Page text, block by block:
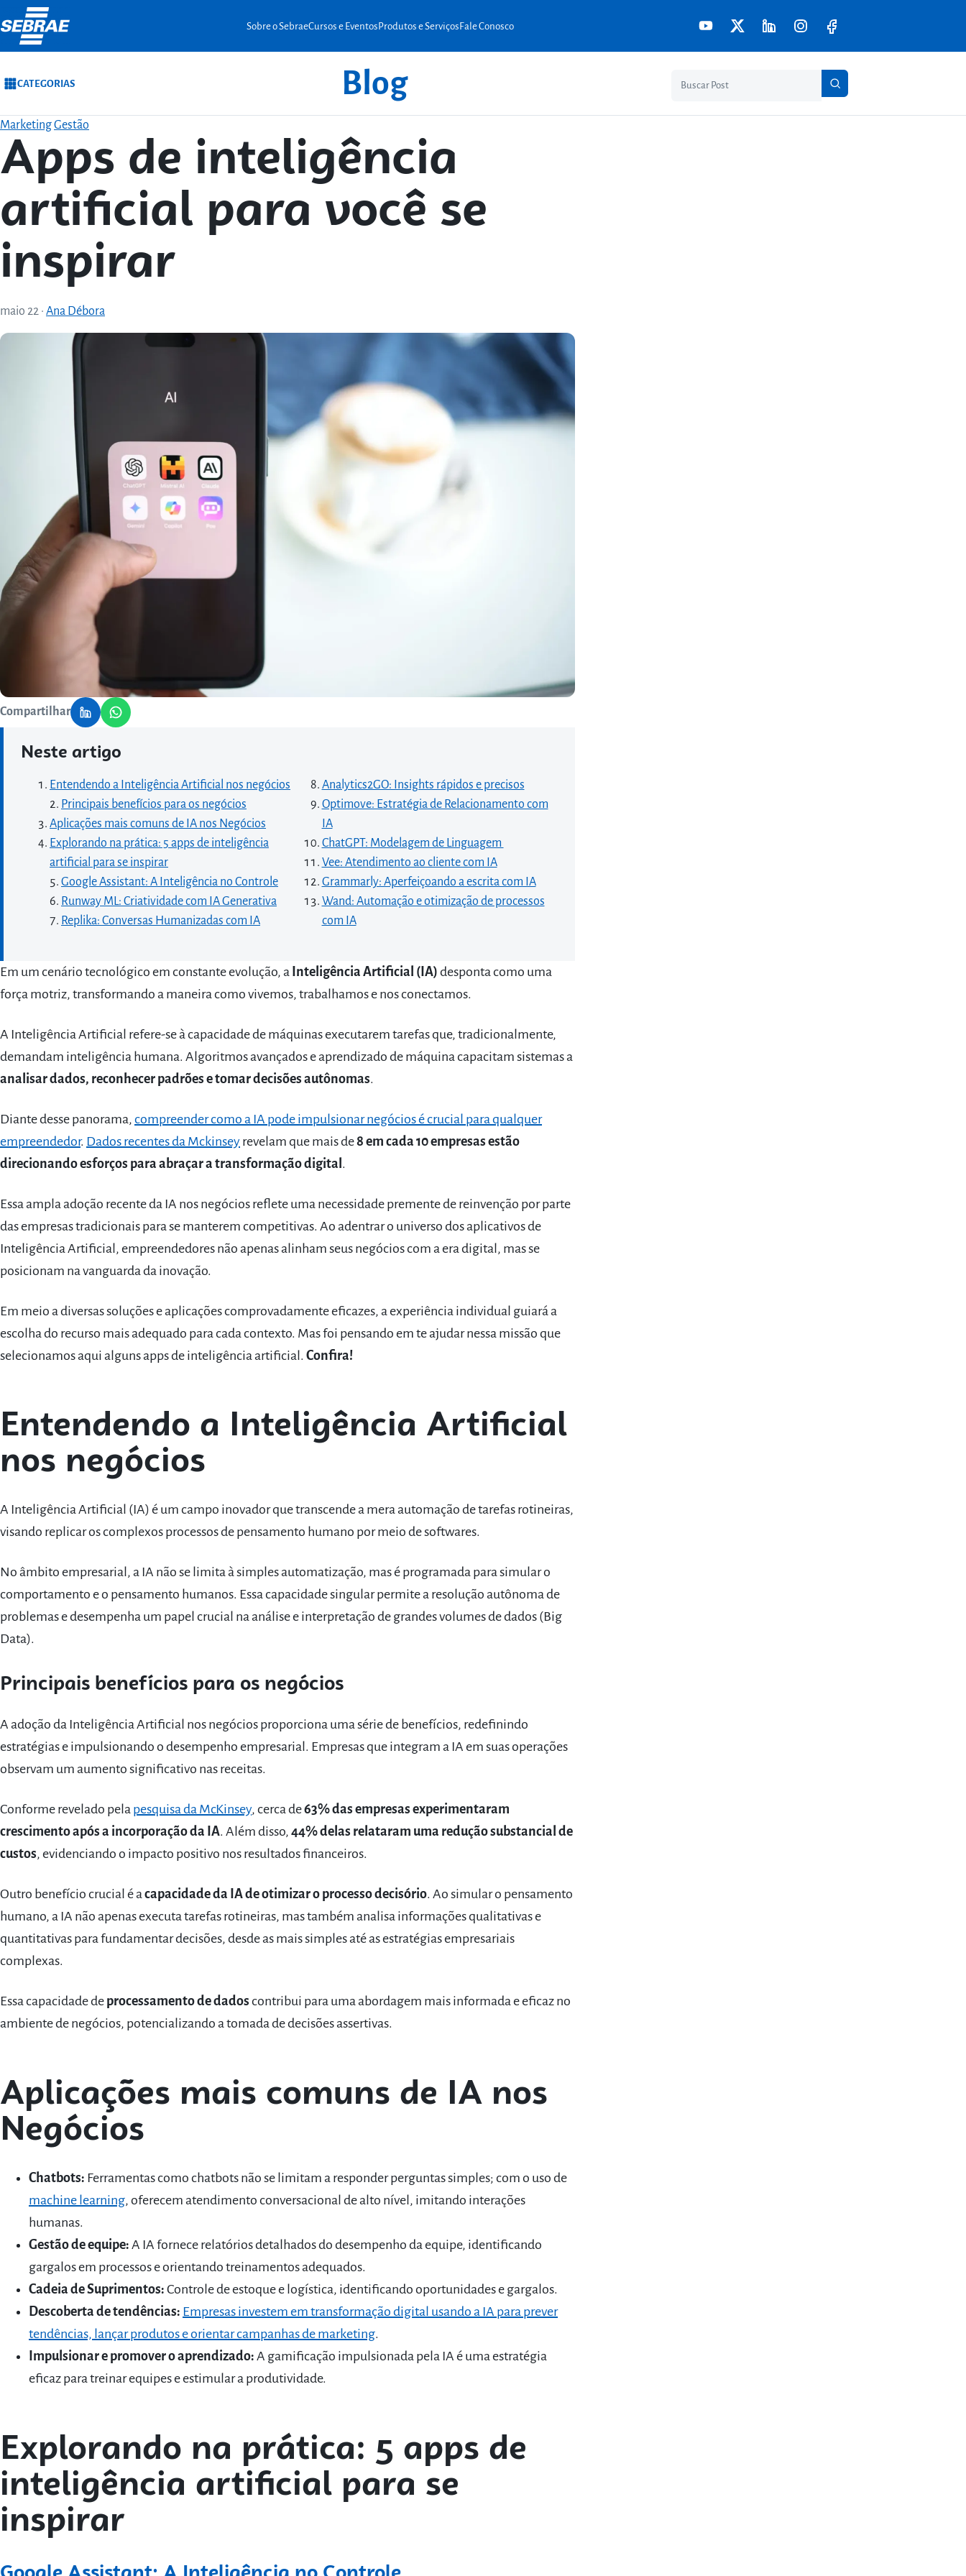
Ir para o conteúdo
Sobre o SebraeCursos e EventosProdutos e ServiçosFale Conosco
CATEGORIAS Blog
MarketingGestão
Apps de inteligência
artificial para você se
inspirar
maio 22 · Ana Débora
Compartilhar
Neste artigo
Entendendo a Inteligência Artificial nos negócios
Principais benefícios para os negócios
Aplicações mais comuns de IA nos Negócios
Explorando na prática: 5 apps de inteligência
artificial para se inspirar
Google Assistant: A Inteligência no Controle
Runway ML: Criatividade com IA Generativa
Replika: Conversas Humanizadas com IA
Analytics2GO: Insights rápidos e precisos
Optimove: Estratégia de Relacionamento com
IA
ChatGPT: Modelagem de Linguagem
Vee: Atendimento ao cliente com IA
Grammarly: Aperfeiçoando a escrita com IA
Wand: Automação e otimização de processos
com IA
Em um cenário tecnológico em constante evolução, a Inteligência Artificial (IA) desponta como uma
força motriz, transformando a maneira como vivemos, trabalhamos e nos conectamos.
A Inteligência Artificial refere-se à capacidade de máquinas executarem tarefas que, tradicionalmente,
demandam inteligência humana. Algoritmos avançados e aprendizado de máquina capacitam sistemas a
analisar dados, reconhecer padrões e tomar decisões autônomas.
Diante desse panorama, compreender como a IA pode impulsionar negócios é crucial para qualquer
empreendedor. Dados recentes da Mckinsey revelam que mais de8 em cada 10 empresas estão
direcionando esforços para abraçar a transformação digital.
Essa ampla adoção recente da IA nos negócios reflete uma necessidade premente de reinvenção por parte
das empresas tradicionais para se manterem competitivas. Ao adentrar o universo dos aplicativos de
Inteligência Artificial, empreendedores não apenas alinham seus negócios com a era digital, mas se
posicionam na vanguarda da inovação.
Em meio a diversas soluções e aplicações comprovadamente eficazes, a experiência individual guiará a
escolha do recurso mais adequado para cada contexto. Mas foi pensando em te ajudar nessa missão que
selecionamos aqui alguns apps de inteligência artificial. Confira!
Entendendo a Inteligência Artificial
nos negócios
A Inteligência Artificial (IA) é um campo inovador que transcende a mera automação de tarefas rotineiras,
visando replicar os complexos processos de pensamento humano por meio de softwares.
No âmbito empresarial, a IA não se limita à simples automatização, mas é programada para simular o
comportamento e o pensamento humanos. Essa capacidade singular permite a resolução autônoma de
problemas e desempenha um papel crucial na análise e interpretação de grandes volumes de dados (Big
Data).
Principais benefícios para os negócios
A adoção da Inteligência Artificial nos negócios proporciona uma série de benefícios, redefinindo
estratégias e impulsionando o desempenho empresarial. Empresas que integram a IA em suas operações
observam um aumento significativo nas receitas.
Conforme revelado pela pesquisa da McKinsey, cerca de63% das empresas experimentaram
crescimento após a incorporação da IA. Além disso, 44% delas relataram uma redução substancial de
custos, evidenciando o impacto positivo nos resultados financeiros.
Outro benefício crucial é acapacidade da IA de otimizar o processo decisório. Ao simular o pensamento
humano, a IA não apenas executa tarefas rotineiras, mas também analisa informações qualitativas e
quantitativas para fundamentar decisões, desde as mais simples até as estratégias empresariais
complexas.
Essa capacidade de processamento de dados contribui para uma abordagem mais informada e eficaz no
ambiente de negócios, potencializando a tomada de decisões assertivas.
Aplicações mais comuns de IA nos
Negócios
Chatbots: Ferramentas como chatbots não se limitam a responder perguntas simples; com o uso de
machine learning, oferecem atendimento conversacional de alto nível, imitando interações
humanas.
Gestão de equipe: A IA fornece relatórios detalhados do desempenho da equipe, identificando
gargalos em processos e orientando treinamentos adequados.
Cadeia de Suprimentos: Controle de estoque e logística, identificando oportunidades e gargalos.
Descoberta de tendências: Empresas investem em transformação digital usando a IA para prever
tendências, lançar produtos e orientar campanhas de marketing.
Impulsionar e promover o aprendizado: A gamificação impulsionada pela IA é uma estratégia
eficaz para treinar equipes e estimular a produtividade.
Explorando na prática: 5 apps de
inteligência artificial para se
inspirar